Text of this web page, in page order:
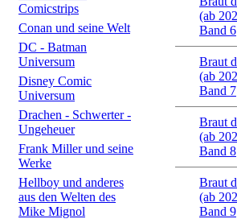
Comicstrips
Conan und seine Welt
DC - Batman
Universum
Disney Comic
Universum
Drachen - Schwerter -
Ungeheuer
Frank Miller und seine
Werke
Hellboy und anderes
aus den Welten des
Mike Mignol
(ab
Band 6
Braut
(ab
Band 7
Braut
(ab
Band 8
Braut
(ab
Band 9